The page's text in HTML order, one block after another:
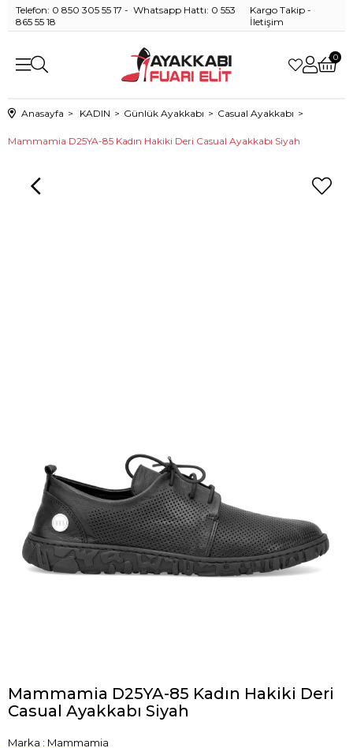
Telefon: 0 850 305 55 17 - Whatsapp Hattı: 0 553
865 55 18
Kargo Takip -
İletişim
0
Anasayfa KADIN Günlük Ayakkabı Casual Ayakkabı
Mammamia D25YA-85 Kadın Hakiki Deri Casual Ayakkabı Siyah
Mammamia D25YA-85 Kadın Hakiki Deri
Casual Ayakkabı Siyah
Marka : Mammamia